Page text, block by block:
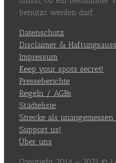
benutzt werden darf.
Datenschutz
Disclaimer &
Impressum
Keep your spots secret!
Presseberichte
Regeln / AGBs
Städteliste
Strecke als unangemessen
Support us!
Über uns